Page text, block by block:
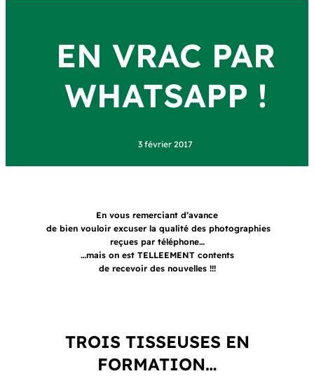
EN VRAC PAR
WHATSAPP !
3 février 2017
En vous remerciant d’avance
de bien vouloir excuser la qualité des photographies
reçues par téléphone…
…mais on est TELLEEMENT contents
de recevoir des nouvelles !!!
TROIS TISSEUSES EN
FORMATION…